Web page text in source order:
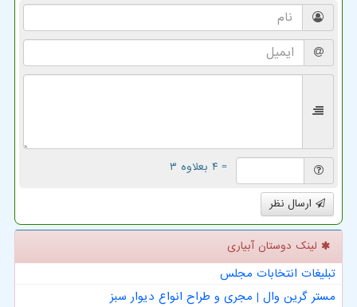
= ۴ بعلاوه ۳
ارسال نظر
لینک دوستان آبیاری
تبلیغات انتخابات مجلس
مستر گرین وال | مجری و طراح انواع دیوار سبز